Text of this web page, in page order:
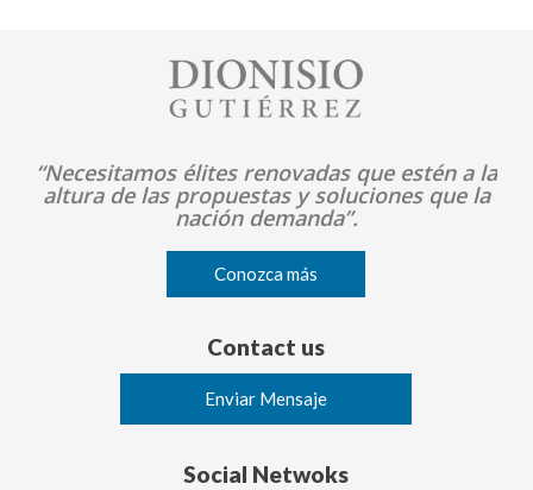
“Necesitamos élites renovadas que estén a la
altura de las propuestas y soluciones que la
nación demanda”.
Conozca más
Contact us
Enviar Mensaje
Social Netwoks